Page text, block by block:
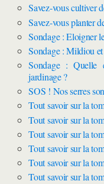
Savez-vous cultiver
Savez-vous planter
Sondage : Eloigner
Sondage : Mildiou
Sondage : Quelle
jardinage ?
SOS ! Nos serres
Tout savoir sur la
Tout savoir sur la
Tout savoir sur la
Tout savoir sur la
Tout savoir sur la
Tout savoir sur la